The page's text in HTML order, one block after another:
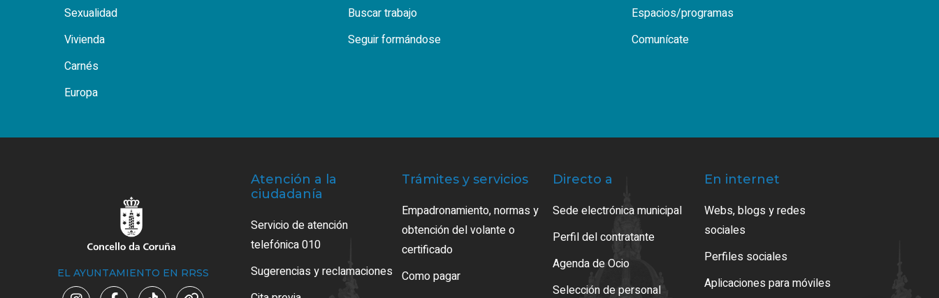
Sexualidad
Vivienda
Carnés
Europa
Buscar trabajo
Seguir formándose
Espacios/programas
Comunícate
EL AYUNTAMIENTO EN RRSS
Atención a la
ciudadanía
Servicio de atención
telefónica 010
Sugerencias y reclamaciones
Trámites y servicios
Empadronamiento, normas y
obtención del volante o
certificado
Como pagar
Directo a
Sede electrónica municipal
Perfil del contratante
Agenda de Ocio
Selección de personal
En internet
Webs, blogs y redes
sociales
Perfiles sociales
Aplicaciones para móviles